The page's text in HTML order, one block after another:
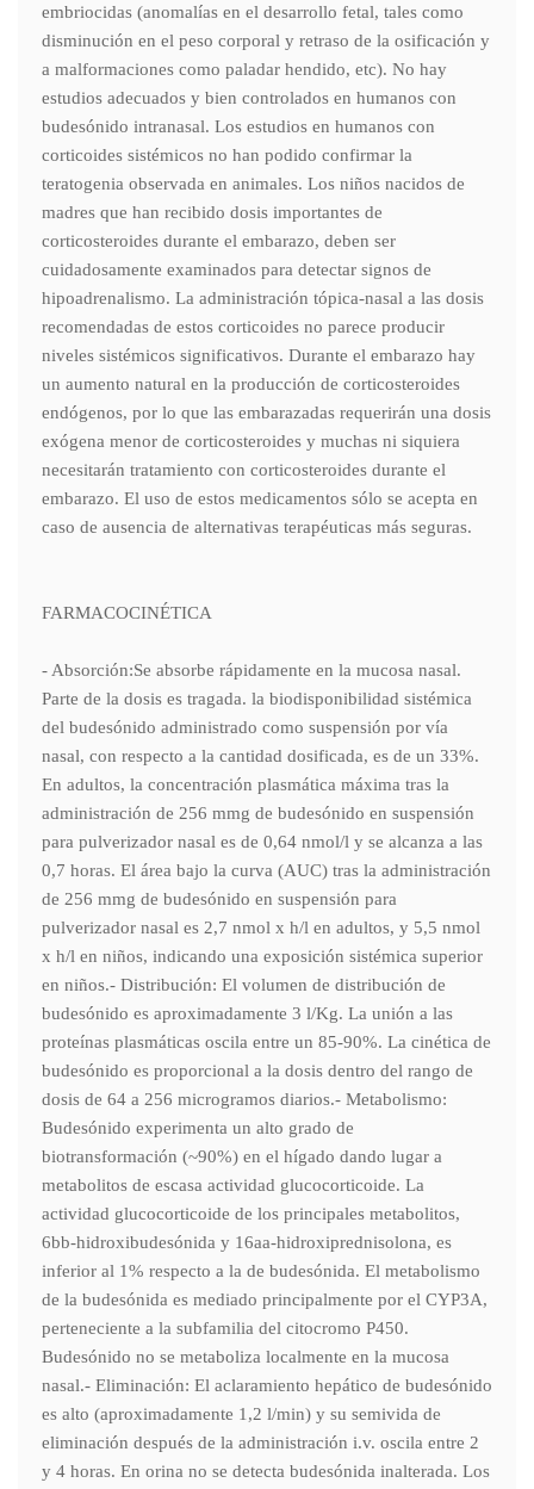
embriocidas (anomalías en el desarrollo fetal, tales como
disminución en el peso corporal y retraso de la osificación y
a malformaciones como paladar hendido, etc). No hay
estudios adecuados y bien controlados en humanos con
budesónido intranasal. Los estudios en humanos con
corticoides sistémicos no han podido confirmar la
teratogenia observada en animales. Los niños nacidos de
madres que han recibido dosis importantes de
corticosteroides durante el embarazo, deben ser
cuidadosamente examinados para detectar signos de
hipoadrenalismo. La administración tópica-nasal a las dosis
recomendadas de estos corticoides no parece producir
niveles sistémicos significativos. Durante el embarazo hay
un aumento natural en la producción de corticosteroides
endógenos, por lo que las embarazadas requerirán una dosis
exógena menor de corticosteroides y muchas ni siquiera
necesitarán tratamiento con corticosteroides durante el
embarazo. El uso de estos medicamentos sólo se acepta en
caso de ausencia de alternativas terapéuticas más seguras.
FARMACOCINÉTICA
- Absorción:Se absorbe rápidamente en la mucosa nasal.
Parte de la dosis es tragada. la biodisponibilidad sistémica
del budesónido administrado como suspensión por vía
nasal, con respecto a la cantidad dosificada, es de un 33%.
En adultos, la concentración plasmática máxima tras la
administración de 256 mmg de budesónido en suspensión
para pulverizador nasal es de 0,64 nmol/l y se alcanza a las
0,7 horas. El área bajo la curva (AUC) tras la administración
de 256 mmg de budesónido en suspensión para
pulverizador nasal es 2,7 nmol x h/l en adultos, y 5,5 nmol
x h/l en niños, indicando una exposición sistémica superior
en niños.- Distribución: El volumen de distribución de
budesónido es aproximadamente 3 l/Kg. La unión a las
proteínas plasmáticas oscila entre un 85-90%. La cinética de
budesónido es proporcional a la dosis dentro del rango de
dosis de 64 a 256 microgramos diarios.- Metabolismo:
Budesónido experimenta un alto grado de
biotransformación (~90%) en el hígado dando lugar a
metabolitos de escasa actividad glucocorticoide. La
actividad glucocorticoide de los principales metabolitos,
6bb-hidroxibudesónida y 16aa-hidroxiprednisolona, es
inferior al 1% respecto a la de budesónida. El metabolismo
de la budesónida es mediado principalmente por el CYP3A,
perteneciente a la subfamilia del citocromo P450.
Budesónido no se metaboliza localmente en la mucosa
nasal.- Eliminación: El aclaramiento hepático de budesónido
es alto (aproximadamente 1,2 l/min) y su semivida de
eliminación después de la administración i.v. oscila entre 2
y 4 horas. En orina no se detecta budesónida inalterada. Los